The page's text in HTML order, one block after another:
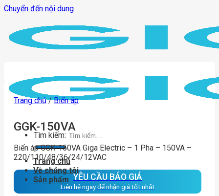
Chuyển đến nội dung
Tìm kiếm:
Trang chủ
Về chúng tôi
Sản phẩm
Trang chủ / Biến áp
GGK-150VA
Biến áp GGK-150VA Giga Electric – 1 Pha – 150VA –
220/110/48/36/24/12VAC
YÊU CẦU BÁO GIÁ
Liên hệ ngay để nhận giá tốt nhất